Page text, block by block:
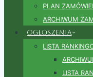
PLAN
ARCHIWUM
Ogłoszenia
LISTA
LISTA